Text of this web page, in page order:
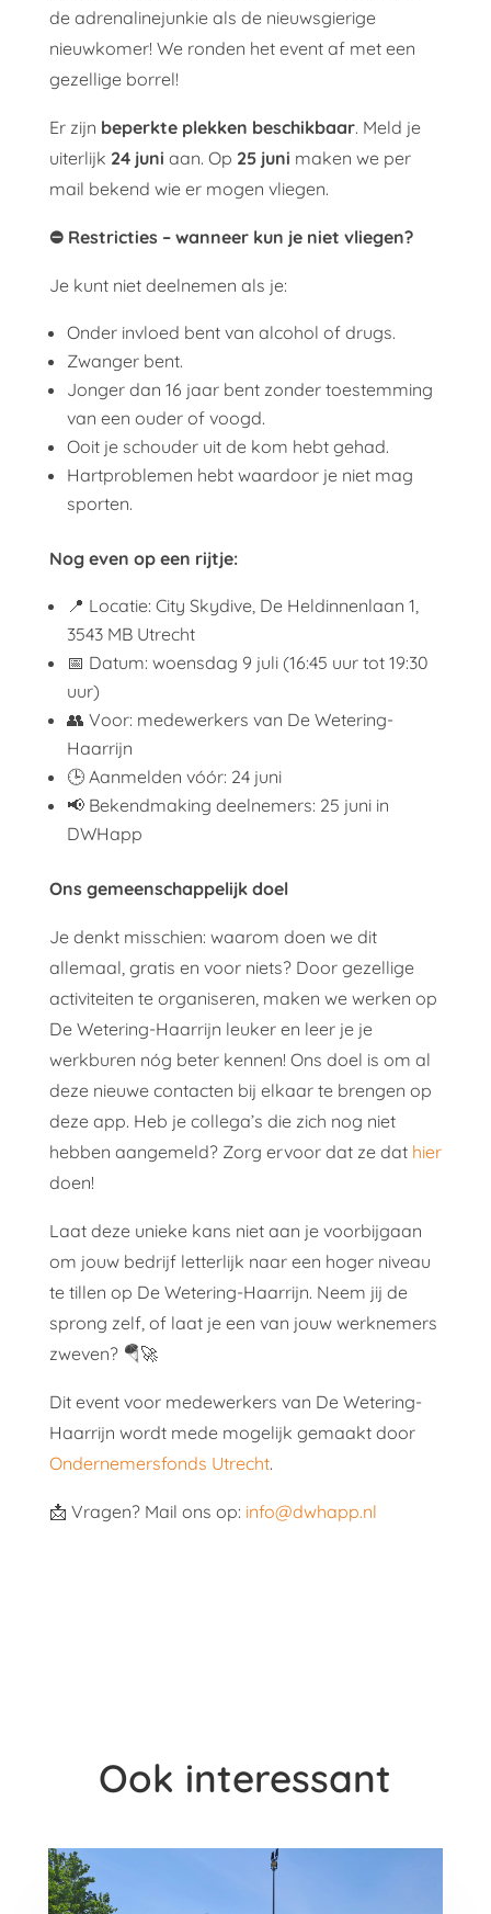
de adrenalinejunkie als de nieuwsgierige
nieuwkomer! We ronden het event af met een
gezellige borrel!
Er zijn beperkte plekken beschikbaar. Meld je
uiterlijk 24 juni aan. Op 25 juni maken we per
mail bekend wie er mogen vliegen.
⛔ Restricties – wanneer kun je niet vliegen?
Je kunt niet deelnemen als je:
Onder invloed bent van alcohol of drugs.
Zwanger bent.
Jonger dan 16 jaar bent zonder toestemming
van een ouder of voogd.
Ooit je schouder uit de kom hebt gehad.
Hartproblemen hebt waardoor je niet mag
sporten.
Nog even op een rijtje:
📍 Locatie: City Skydive, De Heldinnenlaan 1,
3543 MB Utrecht
📅 Datum: woensdag 9 juli (16:45 uur tot 19:30
uur)
👥 Voor: medewerkers van De Wetering-
Haarrijn
🕒 Aanmelden vóór: 24 juni
📢 Bekendmaking deelnemers: 25 juni in
DWHapp
Ons gemeenschappelijk doel
Je denkt misschien: waarom doen we dit
allemaal, gratis en voor niets? Door gezellige
activiteiten te organiseren, maken we werken op
De Wetering-Haarrijn leuker en leer je je
werkburen nóg beter kennen! Ons doel is om al
deze nieuwe contacten bij elkaar te brengen op
deze app. Heb je collega’s die zich nog niet
hebben aangemeld? Zorg ervoor dat ze dat hier
doen!
Laat deze unieke kans niet aan je voorbijgaan
om jouw bedrijf letterlijk naar een hoger niveau
te tillen op De Wetering-Haarrijn. Neem jij de
sprong zelf, of laat je een van jouw werknemers
zweven? 🪂🚀
Dit event voor medewerkers van De Wetering-
Haarrijn wordt mede mogelijk gemaakt door
Ondernemersfonds Utrecht.
📩 Vragen? Mail ons op: info@dwhapp.nl
Ook interessant